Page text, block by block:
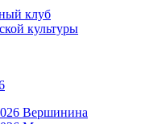
клуб
культуры
Вершинина